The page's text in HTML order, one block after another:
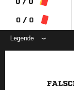
0 / 0
Legende